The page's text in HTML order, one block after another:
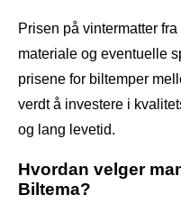
Prisen på vintermatter
materiale og eventuelle
prisene for biltemper
verdt å investere i
og lang levetid.
Hvordan velger
Biltema?